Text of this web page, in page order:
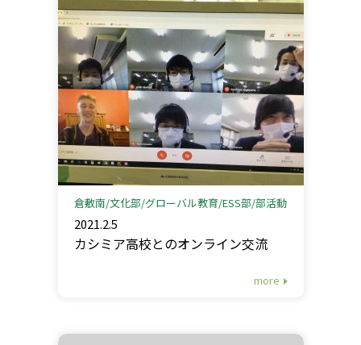
倉敷南 文化部 グローバル教育 ESS部 部活動
2021.2.5
カシミア高校とのオンライン交流
more